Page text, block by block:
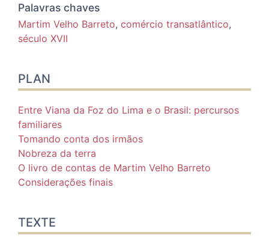
Palavras chaves
Martim Velho Barreto, comércio transatlântico,
século XVII
PLAN
Entre Viana da Foz do Lima e o Brasil: percursos
familiares
Tomando conta dos irmãos
Nobreza da terra
O livro de contas de Martim Velho Barreto
Considerações finais
TEXTE